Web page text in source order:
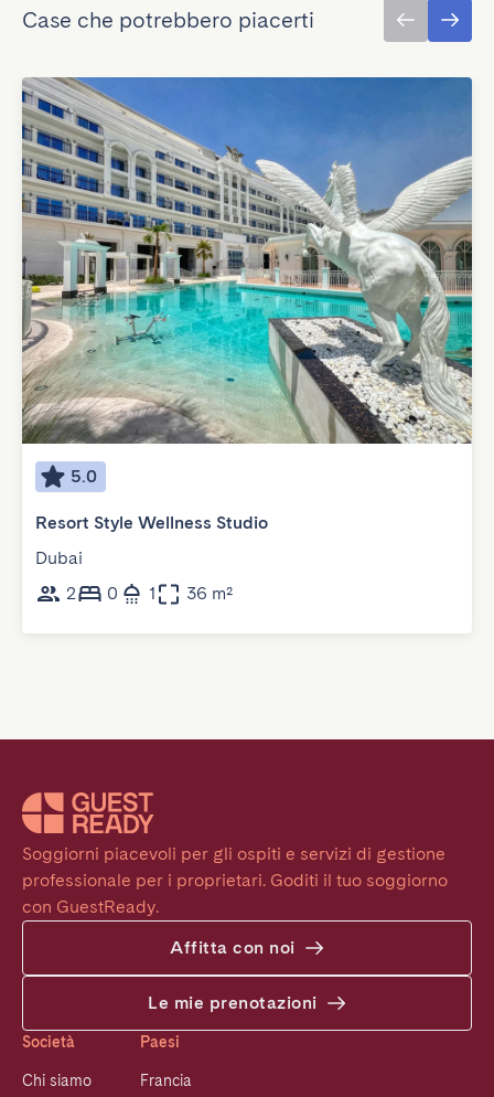
Case che potrebbero piacerti
5.0
Resort Style Wellness Studio
Dubai
2
0 1 36 m²
Soggiorni piacevoli per gli ospiti e servizi di gestione
professionale per i proprietari. Goditi il tuo soggiorno
con GuestReady.
Affitta con noi
Le mie prenotazioni
Società
Chi siamo
Paesi
Francia